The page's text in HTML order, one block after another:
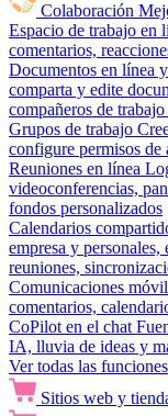
Colaboración
Espacio de trabajo en
comentarios,
Documentos en línea
comparta y edite
compañeros de
Grupos de trabajo
configure permisos de
Reuniones en línea
videoconferencias,
fondos personalizados
Calendarios
empresa y
reuniones,
Comunicaciones
comentarios,
CoPilot en el chat
IA, lluvia de ideas y
Ver todas las
Sitios web y